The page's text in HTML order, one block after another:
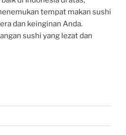
tempat makan sushi
dan keinginan Anda.
sushi yang lezat dan